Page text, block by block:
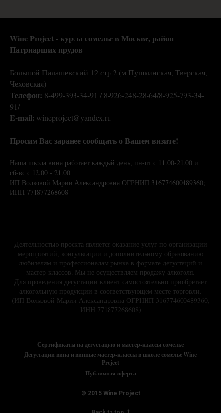
Wine Project - курсы сомелье в Москве,район
Патриарших прудов
Большой Палашевский 12 стр 2 (м Пушкинская, Тверская,
Чеховская)
Телефон: 8-499-393-34-91 / 8-926-248-28-64/8-925-793-34-
91/
E-mail: wineproject@yandex.ru
Просим Вас заранее сообщать о Вашем визите!
Наша школа вина работает каждый день, пн-пт с 11.00-21.00 и
сб-вс с 12.00 - 21.00
ИП Волковой Марии Александровна ОГРНИП 316774600489360;
ИНН 771877268608
Деятельностью проекта является оказание услуг по организации
мероприятий, консультации и дополнительному образованию
любителям и профессионалам рынка в формате дегустаций и
мастер-классов. Мы не осуществляем продажу алкоголя.
Для проведения дегустации клиент самостоятельно приобретает
алкогольную продукции в соответствующем месте торговли.
(ИП Волковой Марии Александровна ОГРНИП 316774600489360;
ИНН 771877268608)
Сертификаты на дегустацию и мастер-классы сомелье
Дегустации вина и винные мастер-классы в школе сомелье Wine
Project
Публичная оферта
© 2015 Wine Project